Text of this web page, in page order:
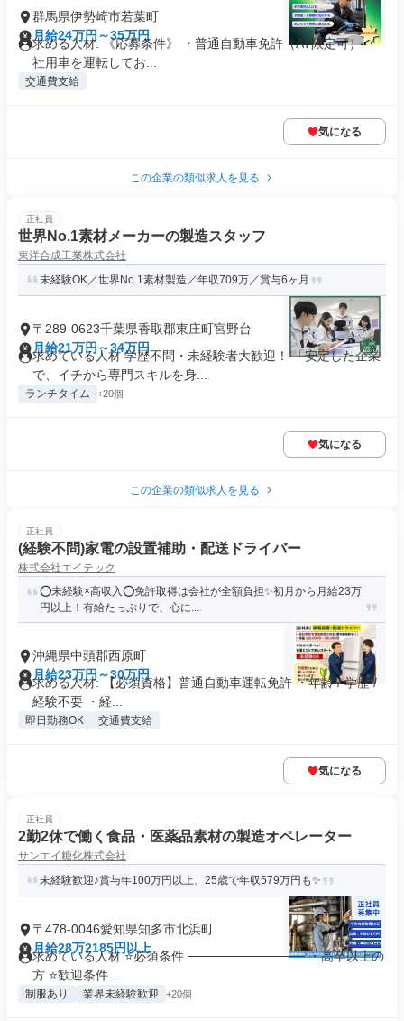
群馬県伊勢崎市若葉町
月給24万円～35万円
求める人材: 《応募条件》 ・普通自動車免許（AT限定可） ・
社用車を運転してお...
交通費支給
気になる
この企業の類似求人を見る
正社員
世界No.1素材メーカーの製造スタッフ
東洋合成工業株式会社
未経験OK／世界No.1素材製造／年収709万／賞与6ヶ月
〒289-0623千葉県香取郡東庄町宮野台
月給21万円～34万円
求めている人材 学歴不問・未経験者大歓迎！ 「安定した企業
で、イチから専門スキルを身...
ランチタイム +20個
気になる
この企業の類似求人を見る
正社員
(経験不問)家電の設置補助・配送ドライバー
株式会社エイテック
⭕未経験×高収入⭕免許取得は会社が全額負担✨初月から月給23万
円以上！有給たっぷりで、心に...
沖縄県中頭郡西原町
月給23万円～30万円
求める人材: 【必須資格】普通自動車運転免許 ・年齢 / 学歴 /
経験不要 ・経...
即日勤務OK 交通費支給
気になる
正社員
2勤2休で働く食品・医薬品素材の製造オペレーター
サンエイ糖化株式会社
未経験歓迎♪賞与年100万円以上、25歳で年収579万円も✨
〒478-0046愛知県知多市北浜町
月給28万2185円以上
求めている人材 ⭐必須条件 ───────────── ・高卒以上の
方 ⭐歓迎条件 ...
制服あり 業界未経験歓迎 +20個